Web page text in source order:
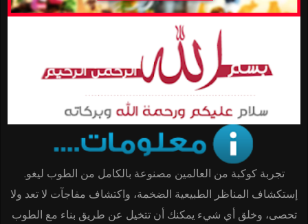
تجربة كوكبة من العالمين مصنوعة بالكامل من الطوب ليغو.
إستكشاف المناظر الطبيعية الضخمة، واكتشاف مفاجآت لا تعد ولا
تحصى، وخلق أي شيء يمكنك أن تتخيل عن طريق بناء مع الطوب